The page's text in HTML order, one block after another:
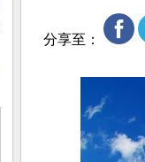
分享至：